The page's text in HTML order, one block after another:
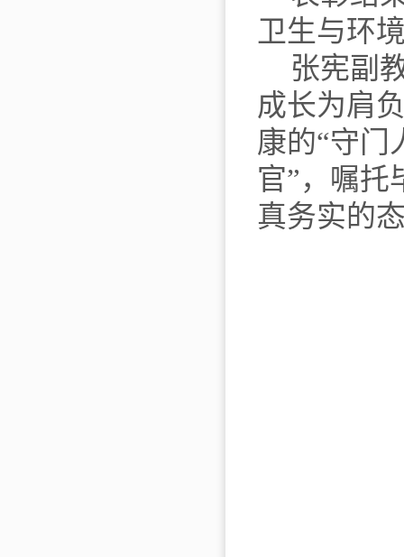
卫生与环
张宪副
成长为肩
康的“守门
官”，嘱托
真务实的